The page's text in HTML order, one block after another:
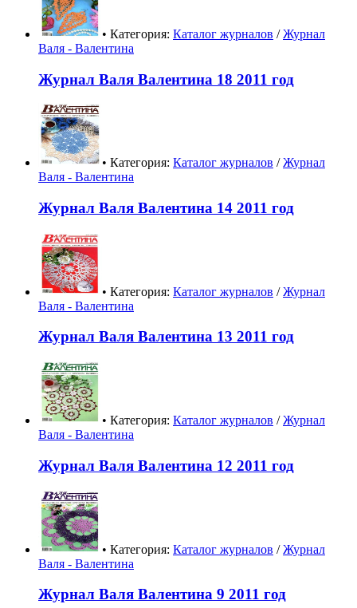
• Категория: Каталог журналов /Журнал
Валя - Валентина
Журнал Валя Валентина 18 2011 год
• Категория: Каталог журналов /Журнал
Валя - Валентина
Журнал Валя Валентина 14 2011 год
• Категория: Каталог журналов /Журнал
Валя - Валентина
Журнал Валя Валентина 13 2011 год
• Категория: Каталог журналов /Журнал
Валя - Валентина
Журнал Валя Валентина 12 2011 год
• Категория: Каталог журналов /Журнал
Валя - Валентина
Журнал Валя Валентина 9 2011 год